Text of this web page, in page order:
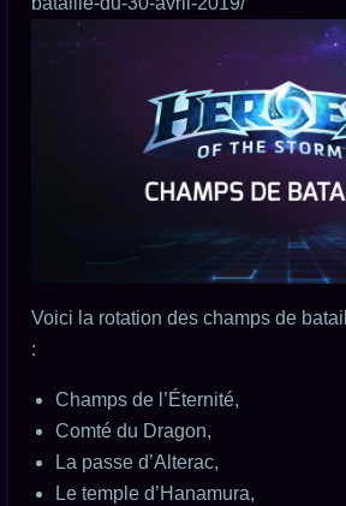
Voici la rotation des champs de
:
Champs de l’Éternité,
Comté du Dragon,
La passe d’Alterac,
Le temple d’Hanamura,